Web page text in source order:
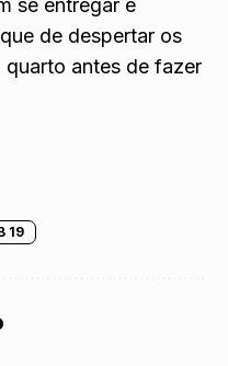
de despertar os
antes de fazer
19